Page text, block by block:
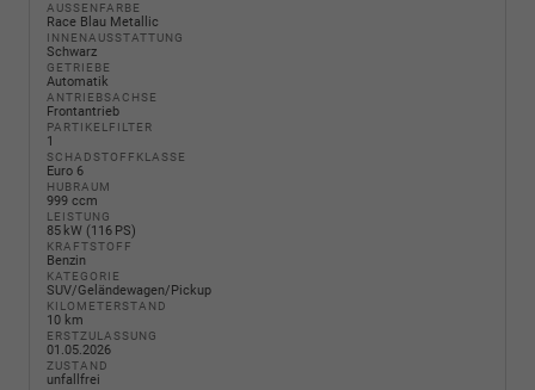
AUSSENFARBE
Race Blau Metallic
INNENAUSSTATTUNG
Schwarz
GETRIEBE
Automatik
ANTRIEBSACHSE
Frontantrieb
PARTIKELFILTER
1
SCHADSTOFFKLASSE
Euro 6
HUBRAUM
999 ccm
LEISTUNG
85 kW (116 PS)
KRAFTSTOFF
Benzin
KATEGORIE
SUV/Geländewagen/Pickup
KILOMETERSTAND
10 km
ERSTZULASSUNG
01.05.2026
ZUSTAND
unfallfrei